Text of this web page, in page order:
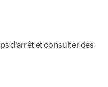
d'arrêt et consulter des